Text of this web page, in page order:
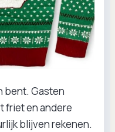
bent. Gasten
friet en andere
blijven rekenen.